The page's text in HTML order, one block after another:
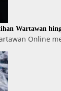
Wartawan
Online